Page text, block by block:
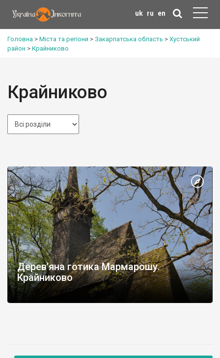
uk ru en
Головна > Міста та регіони > Закарпатська область > Хустський
район > Крайниково
Крайниково
Дерев’яна готика Мармарошу.
Крайниково